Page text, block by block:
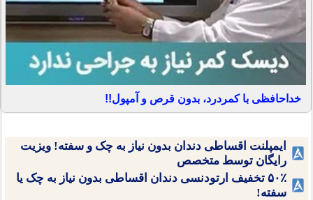
خداحافظی با کمردرد، بدون قرص و آمپول!!
ایمپلنت اقساطی دندان بدون نیاز به چک و سفته! ویزیت
رایگان توسط متخصص
۵۰٪ تخفیف ارتودنسی دندان اقساطی بدون نیاز به چک یا
سفته!